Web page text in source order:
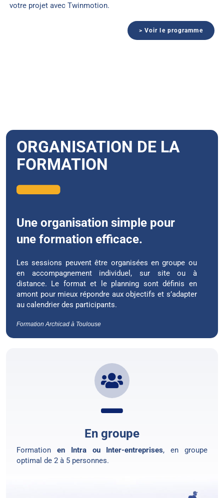
votre projet avec Twinmotion.
> Voir le programme
ORGANISATION DE LA
FORMATION
Une organisation simple pour
une formation efficace.
Les sessions peuvent être organisées en groupe ou
en accompagnement individuel, sur site ou à
distance. Le format et le planning sont définis en
amont pour mieux répondre aux objectifs et s’adapter
au calendrier des participants.
Formation Archicad à Toulouse
En groupe
Formation en Intra ou Inter-entreprises, en groupe
optimal de 2 à 5 personnes.